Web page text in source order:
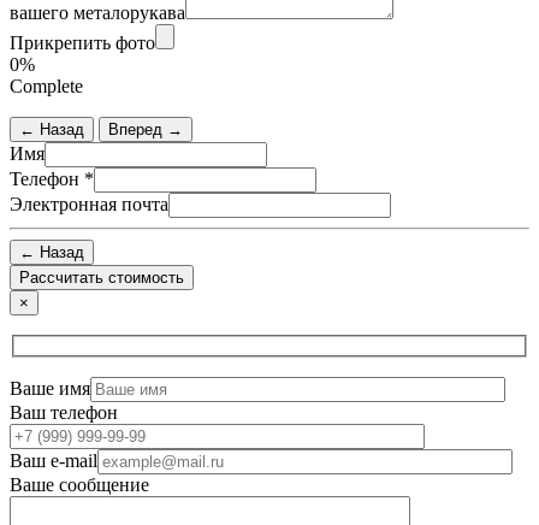
вашего металорукава
Прикрепить фото
0%
Complete
← Назад Вперед →
Имя
Телефон *
Электронная почта
← Назад
×
Ваше имя
Ваш телефон
Ваш e-mail
Ваше сообщение